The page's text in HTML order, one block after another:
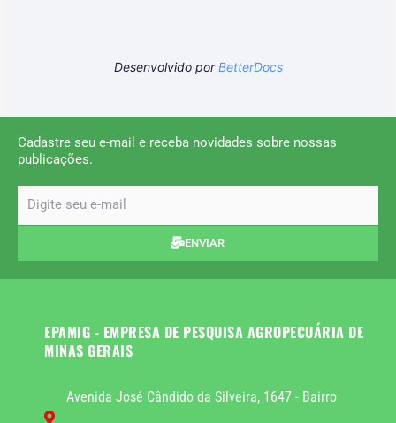
Desenvolvido porBetterDocs
Cadastre seu e-mail e receba novidades sobre nossas
publicações.
ENVIAR
EPAMIG - EMPRESA DE PESQUISA AGROPECUÁRIA DE
MINAS GERAIS
Avenida José Cândido da Silveira, 1647 - Bairro